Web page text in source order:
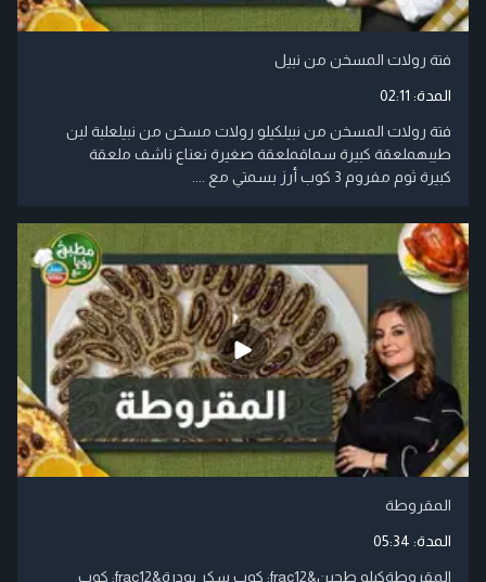
فتة رولات المسخن من نبيل
المدة: 02:11
فتة رولات المسخن من نبيلكيلو رولات مسخن من نبيلعلبة لبن
طيبهملعقة كبيرة سماقملعقة صغيرة نعناع ناشف ملعقة
كبيرة ثوم مفروم 3 كوب أرز بسمتي مع ....
المقروطة
المدة: 05:34
المقروطةكيلو طحين&frac12; كوب سكر بودرة&frac12; كوب